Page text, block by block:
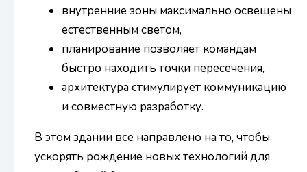
внутренние зоны максимально освещены
естественным светом,
планирование позволяет командам
быстро находить точки пересечения,
архитектура стимулирует коммуникацию
и совместную разработку.
В этом здании все направлено на то, чтобы
ускорять рождение новых технологий для